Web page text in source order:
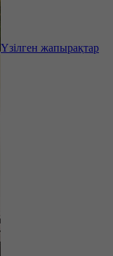
Үзілген жапырақтар